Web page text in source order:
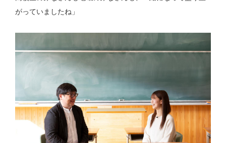
がっていましたね」